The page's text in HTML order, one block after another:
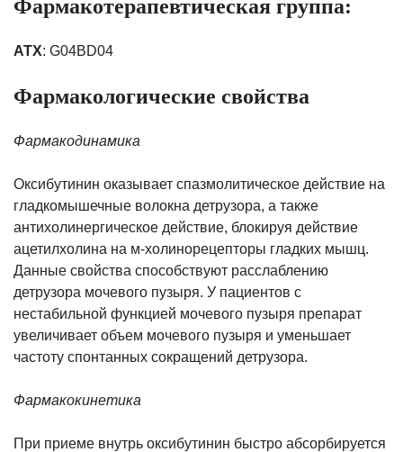
Фармакотерапевтическая группа:
ATX: G04BD04
Фармакологические свойства
Фармакодинамика
Оксибутинин оказывает спазмолитическое действие на
гладкомышечные волокна детрузора, а также
антихолинергическое действие, блокируя действие
ацетилхолина на м-холинорецепторы гладких мышц.
Данные свойства способствуют расслаблению
детрузора мочевого пузыря. У пациентов с
нестабильной функцией мочевого пузыря препарат
увеличивает объем мочевого пузыря и уменьшает
частоту спонтанных сокращений детрузора.
Фармакокинетика
При приеме внутрь оксибутинин быстро абсорбируется